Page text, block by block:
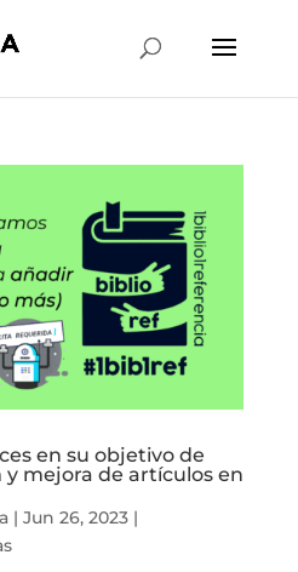
en su objetivo de
mejora de artículos en
| Jun 26, 2023|